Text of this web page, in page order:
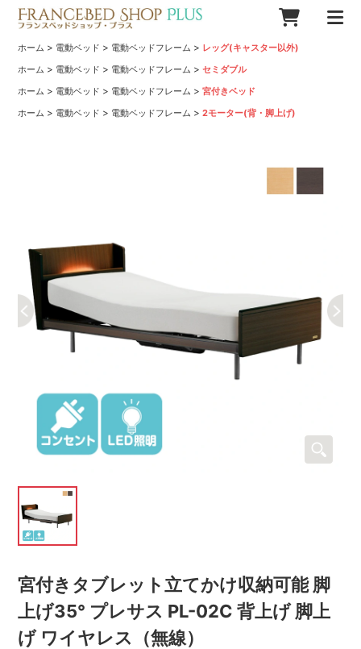
ホーム > 電動ベッド > 電動ベッドフレーム > レッグ(キャスター以外)
ホーム > 電動ベッド > 電動ベッドフレーム >セミダブル
ホーム > 電動ベッド > 電動ベッドフレーム >宮付きベッド
ホーム > 電動ベッド > 電動ベッドフレーム >2モーター(背・脚上げ)
宮付きタブレット立てかけ収納可能 脚
上げ35° プレサス PL-02C 背上げ 脚上
げ ワイヤレス（無線）